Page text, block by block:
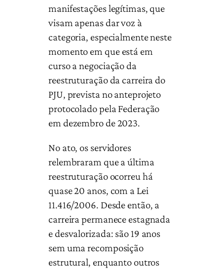
manifestações legítimas, que
visam apenas dar voz à
categoria, especialmente neste
momento em que está em
curso a negociação da
reestruturação da carreira do
PJU, prevista no anteprojeto
protocolado pela Federação
em dezembro de 2023.
No ato, os servidores
relembraram que a última
reestruturação ocorreu há
quase 20 anos, com a Lei
11.416/2006. Desde então, a
carreira permanece estagnada
e desvalorizada: são 19 anos
sem uma recomposição
estrutural, enquanto outros